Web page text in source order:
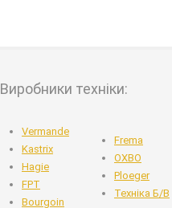
Виробники техніки:
Vermande
Kastrix
Hagie
FPT
Bourgoin
Frema
OXBO
Ploeger
Техніка Б/В